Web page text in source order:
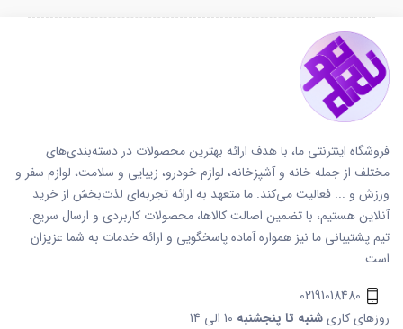
فروشگاه اینترنتی ما، با هدف ارائه بهترین محصولات در دسته‌بندی‌های
مختلف از جمله خانه و آشپزخانه، لوازم خودرو، زیبایی و سلامت، لوازم سفر و
ورزش و ... فعالیت می‌کند. ما متعهد به ارائه تجربه‌ای لذت‌بخش از خرید
آنلاین هستیم، با تضمین اصالت کالاها، محصولات کاربردی و ارسال سریع.
تیم پشتیبانی ما نیز همواره آماده پاسخگویی و ارائه خدمات به شما عزیزان
است.
02191018480
روزهای کاریشنبه تا پنجشنبه